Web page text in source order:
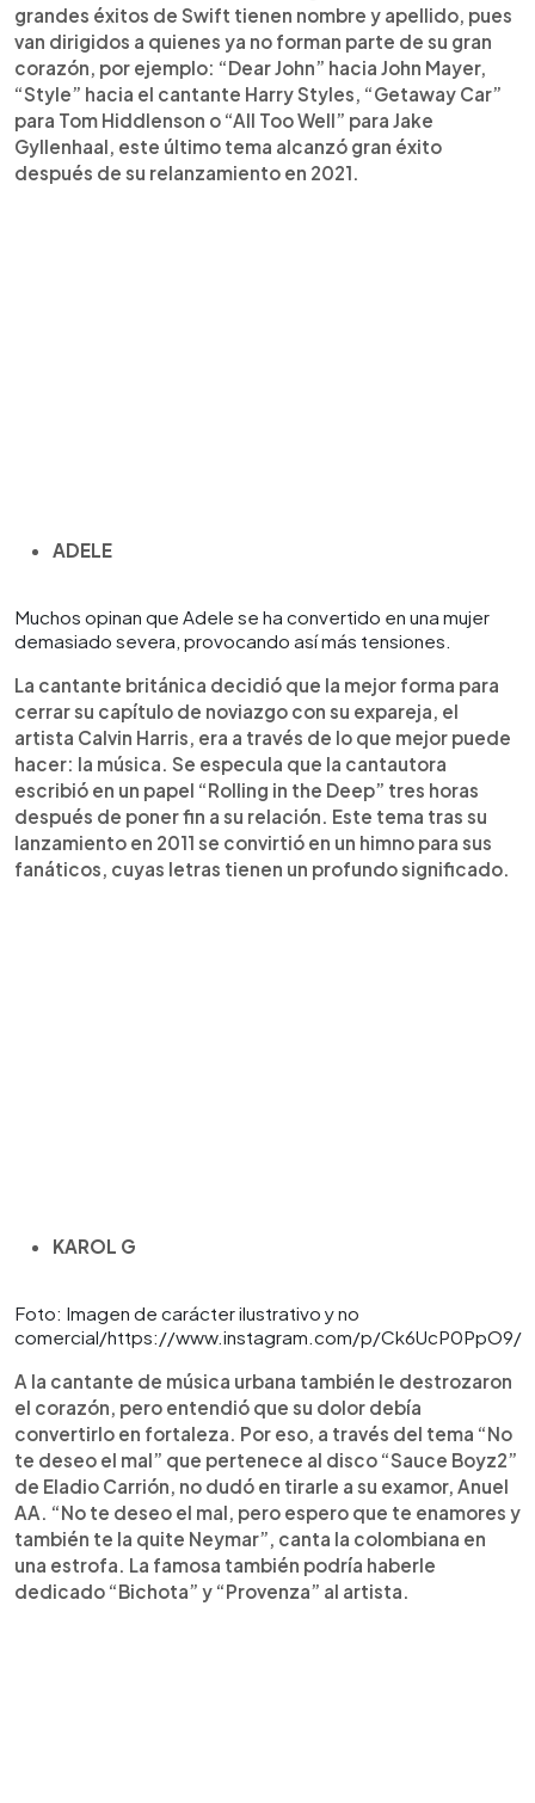
grandes éxitos de Swift tienen nombre y apellido, pues
van dirigidos a quienes ya no forman parte de su gran
corazón, por ejemplo: “Dear John” hacia John Mayer,
“Style” hacia el cantante Harry Styles, “Getaway Car”
para Tom Hiddlenson o “All Too Well” para Jake
Gyllenhaal, este último tema alcanzó gran éxito
después de su relanzamiento en 2021.
ADELE
Muchos opinan que Adele se ha convertido en una mujer
demasiado severa, provocando así más tensiones.
La cantante británica decidió que la mejor forma para
cerrar su capítulo de noviazgo con su expareja, el
artista Calvin Harris, era a través de lo que mejor puede
hacer: la música. Se especula que la cantautora
escribió en un papel “Rolling in the Deep” tres horas
después de poner fin a su relación. Este tema tras su
lanzamiento en 2011 se convirtió en un himno para sus
fanáticos, cuyas letras tienen un profundo significado.
KAROL G
Foto: Imagen de carácter ilustrativo y no
comercial/https://www.instagram.com/p/Ck6UcP0PpO9/
A la cantante de música urbana también le destrozaron
el corazón, pero entendió que su dolor debía
convertirlo en fortaleza. Por eso, a través del tema “No
te deseo el mal” que pertenece al disco “Sauce Boyz2”
de Eladio Carrión, no dudó en tirarle a su examor, Anuel
AA. “No te deseo el mal, pero espero que te enamores y
también te la quite Neymar”, canta la colombiana en
una estrofa. La famosa también podría haberle
dedicado “Bichota” y “Provenza” al artista.